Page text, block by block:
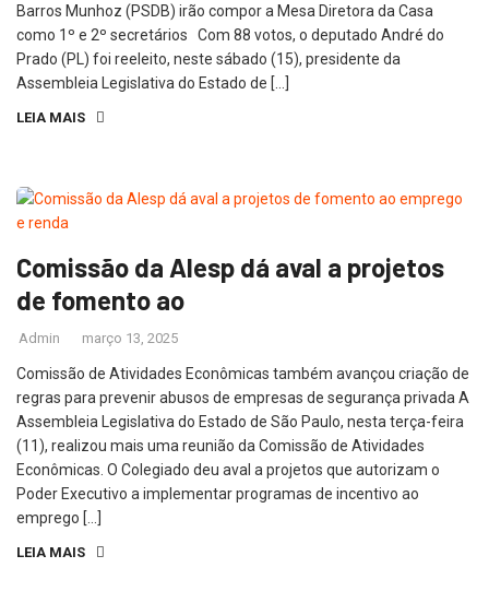
Barros Munhoz (PSDB) irão compor a Mesa Diretora da Casa
como 1º e 2º secretários Com 88 votos, o deputado André do
Prado (PL) foi reeleito, neste sábado (15), presidente da
Assembleia Legislativa do Estado de […]
LEIA MAIS
Comissão da Alesp dá aval a projetos
de fomento ao
Admin março 13, 2025
Comissão de Atividades Econômicas também avançou criação de
regras para prevenir abusos de empresas de segurança privada A
Assembleia Legislativa do Estado de São Paulo, nesta terça-feira
(11), realizou mais uma reunião da Comissão de Atividades
Econômicas. O Colegiado deu aval a projetos que autorizam o
Poder Executivo a implementar programas de incentivo ao
emprego […]
LEIA MAIS